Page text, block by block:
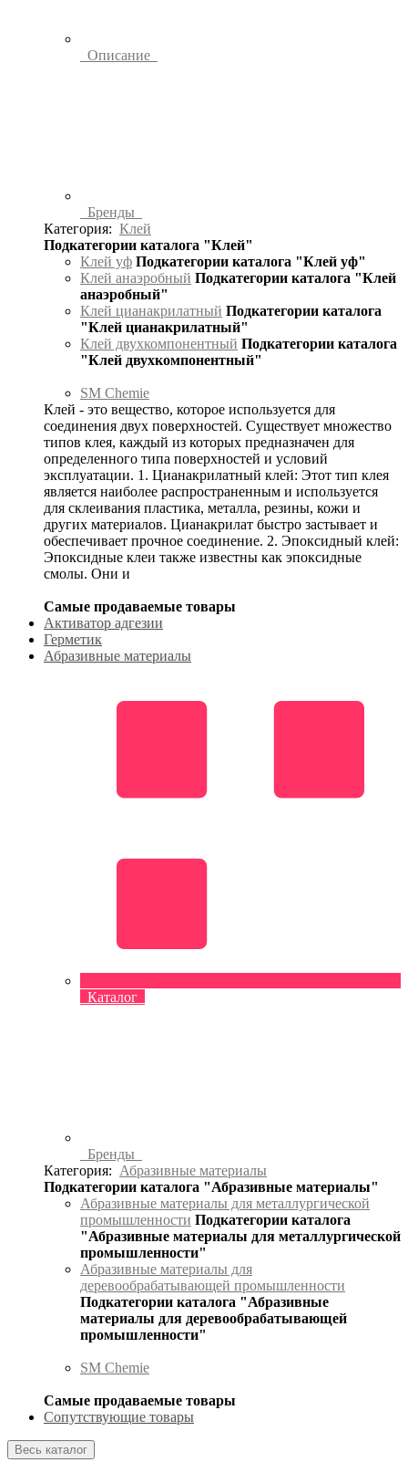
Описание
Бренды
Категория: Клей
Подкатегории каталога "Клей"
Клей уф Подкатегории каталога "Клей уф"
Клей анаэробный Подкатегории каталога "Клей
анаэробный"
Клей цианакрилатный Подкатегории каталога
"Клей цианакрилатный"
Клей двухкомпонентный Подкатегории каталога
"Клей двухкомпонентный"
SM Chemie
Клей - это вещество, которое используется для
соединения двух поверхностей. Существует множество
типов клея, каждый из которых предназначен для
определенного типа поверхностей и условий
эксплуатации. 1. Цианакрилатный клей: Этот тип клея
является наиболее распространенным и используется
для склеивания пластика, металла, резины, кожи и
других материалов. Цианакрилат быстро застывает и
обеспечивает прочное соединение. 2. Эпоксидный клей:
Эпоксидные клеи также известны как эпоксидные
смолы. Они и
Самые продаваемые товары
Активатор адгезии
Герметик
Абразивные материалы
Каталог
Бренды
Категория: Абразивные материалы
Подкатегории каталога "Абразивные материалы"
Абразивные материалы для металлургической
промышленности Подкатегории каталога
"Абразивные материалы для металлургической
промышленности"
Абразивные материалы для
деревообрабатывающей промышленности
Подкатегории каталога "Абразивные
материалы для деревообрабатывающей
промышленности"
SM Chemie
Самые продаваемые товары
Сопутствующие товары
Весь каталог